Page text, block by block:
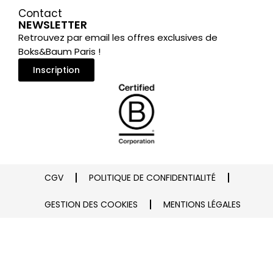
Contact
NEWSLETTER
Retrouvez par email les offres exclusives de
Boks&Baum Paris !
Inscription
CGV POLITIQUE DE CONFIDENTIALITÉ
GESTION DES COOKIES MENTIONS LÉGALES